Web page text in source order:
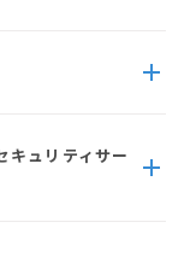
ュリティサー